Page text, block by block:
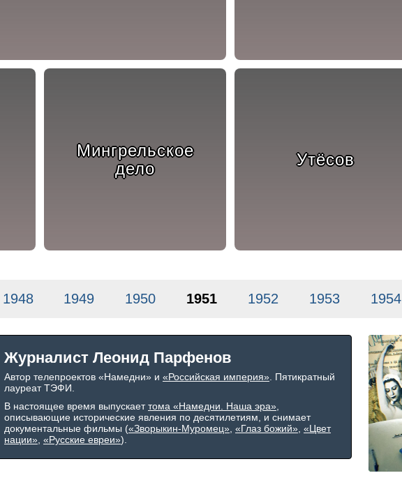
Мингрельское
дело
Утёсов
1948 1949 1950 1951 1952 1953 1954
Журналист Леонид Парфенов
Автор телепроектов «Намедни» и «Российская империя» . Пятикратный
лауреат ТЭФИ.
В настоящее время выпускает тома «Намедни. Наша эра»
описывающие исторические явления по десятилетиям, и снимает
документальные фильмы («Зворыкин-Муромец» «Глаз божий» «Цвет
нации» «Русские евреи»).